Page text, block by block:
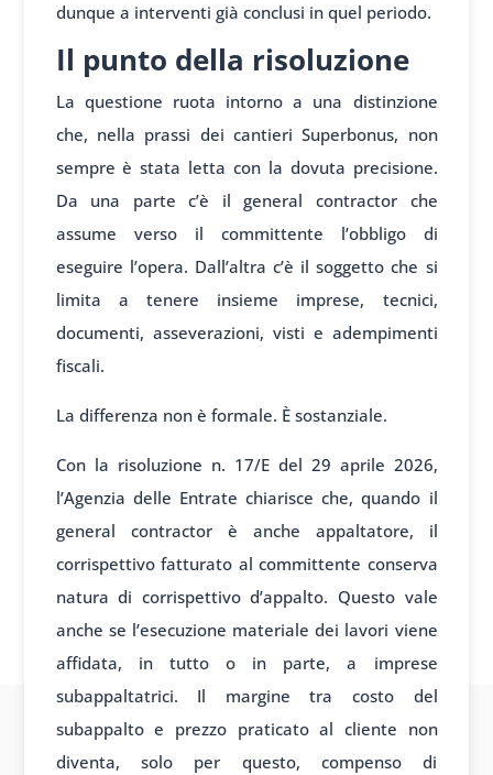
dunque a interventi già conclusi in quel periodo.
Il punto della risoluzione
La questione ruota intorno a una distinzione
che, nella prassi dei cantieri Superbonus, non
sempre è stata letta con la dovuta precisione.
Da una parte c’è il general contractor che
assume verso il committente l’obbligo di
eseguire l’opera. Dall’altra c’è il soggetto che si
limita a tenere insieme imprese, tecnici,
documenti, asseverazioni, visti e adempimenti
fiscali.
La differenza non è formale. È sostanziale.
Con la risoluzione n. 17/E del 29 aprile 2026,
l’Agenzia delle Entrate chiarisce che, quando il
general contractor è anche appaltatore, il
corrispettivo fatturato al committente conserva
natura di corrispettivo d’appalto. Questo vale
anche se l’esecuzione materiale dei lavori viene
affidata, in tutto o in parte, a imprese
subappaltatrici. Il margine tra costo del
subappalto e prezzo praticato al cliente non
diventa, solo per questo, compenso di